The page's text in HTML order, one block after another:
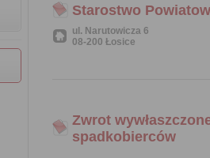
Starostwo
ul. Narutowicza 6
08-200 Łosice
Zwrot
spadkobierców